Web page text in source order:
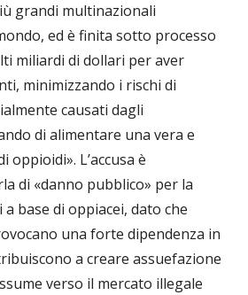
grandi multinazionali
ed è finita sotto processo
miliardi di dollari per aver
minimizzando i rischi di
causati dagli
di alimentare una vera e
oppioidi». L’accusa è
di «danno pubblico» per la
base di oppiacei, dato che
una forte dipendenza in
a creare assuefazione
verso il mercato illegale